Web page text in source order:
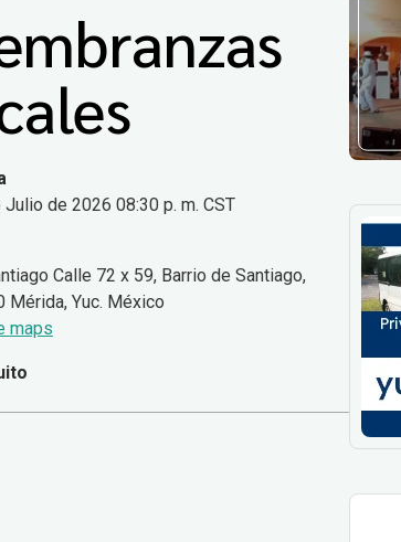
de 2026 08:30 p. m. CST
Calle 72 x 59, Barrio de Santiago,
Mérida, Yuc. México
maps